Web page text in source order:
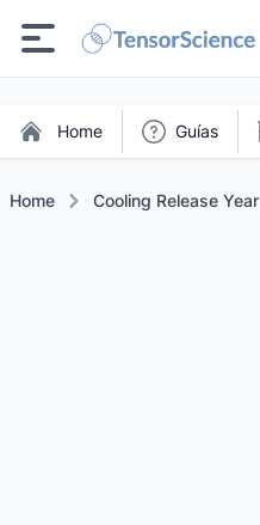
Home Guías
Home Cooling Release Year